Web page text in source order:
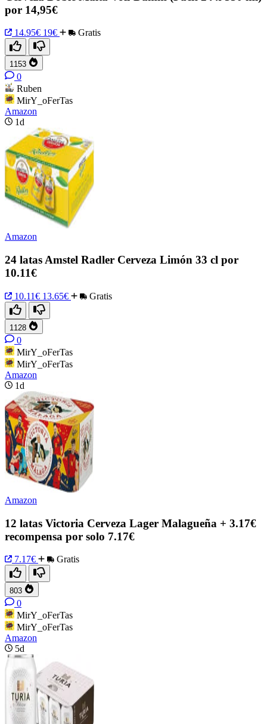
por 14,95€
14.95€ 19€ Gratis
1153
0
Ruben
MirY_oFerTas
Amazon
1d
Amazon
24 latas Amstel Radler Cerveza Limón 33 cl por
10.11€
10.11€ 13.65€ Gratis
1128
0
MirY_oFerTas
MirY_oFerTas
Amazon
1d
Amazon
12 latas Victoria Cerveza Lager Malagueña + 3.17€
recompensa por solo 7.17€
7.17€ Gratis
803
0
MirY_oFerTas
MirY_oFerTas
Amazon
5d